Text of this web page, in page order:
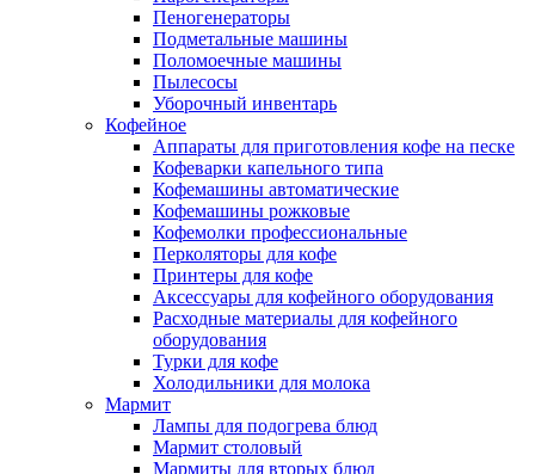
Пеногенераторы
Подметальные машины
Поломоечные машины
Пылесосы
Уборочный инвентарь
Кофейное
Аппараты для приготовления кофе на песке
Кофеварки капельного типа
Кофемашины автоматические
Кофемашины рожковые
Кофемолки профессиональные
Перколяторы для кофе
Принтеры для кофе
Аксессуары для кофейного оборудования
Расходные материалы для кофейного
оборудования
Турки для кофе
Холодильники для молока
Мармит
Лампы для подогрева блюд
Мармит столовый
Мармиты для вторых блюд